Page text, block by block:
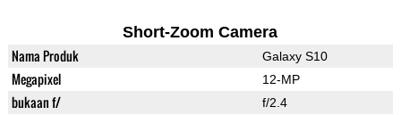
Short-Zoom Camera
Nama Produk Galaxy S10
Megapixel 12-MP
bukaan f/ f/2.4